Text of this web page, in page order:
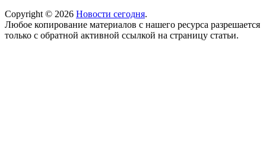
Copyright © 2026 Новости сегодня.
Любое копирование материалов с нашего ресурса разрешается
только с обратной активной ссылкой на страницу статьи.